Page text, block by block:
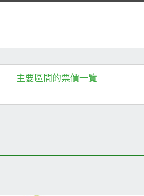
主要區間的票價一覽